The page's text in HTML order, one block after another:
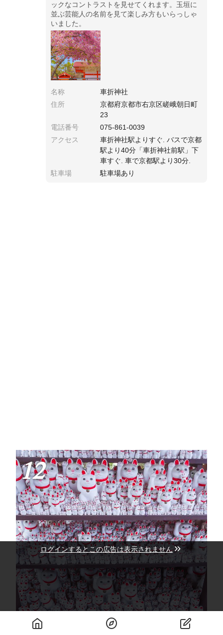
ックなコントラストを見せてくれます。玉垣に
並ぶ芸能人の名前を見て楽しみ方もいらっしゃ
いました。
名称
車折神社
住所
京都府京都市右京区嵯峨朝日町
23
電話番号
075-861-0039
アクセス
車折神社駅よりすぐ. バスで京都
駅より40分「車折神社前駅」下
車すぐ. 車で京都駅より30分.
駐車場
駐車場あり
12
ログインするとこの広告は表示されません